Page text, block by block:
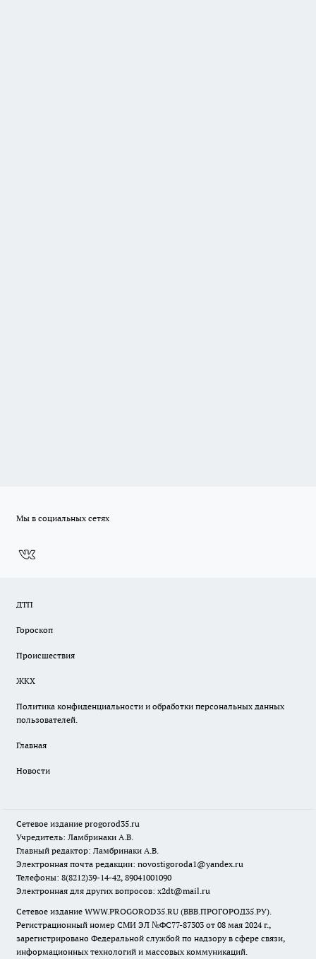
Мы в социальных сетях
ДТП
Гороскоп
Происшествия
ЖКХ
Политика конфиденциальности и обработки персональных данных
пользователей.
Главная
Новости
Сетевое издание progorod35.ru
Учредитель: Ламбринаки А.В.
Главный редактор: Ламбринаки А.В.
Электронная почта редакции: novostigoroda1@yandex.ru
Телефоны: 8(8212)39-14-42, 89041001090
Электронная для других вопросов: x2dt@mail.ru
Сетевое издание WWW.PROGOROD35.RU (ВВВ.ПРОГОРОД35.РУ).
Регистрационный номер СМИ ЭЛ №ФС77-87303 от 08 мая 2024 г.,
зарегистрировано Федеральной службой по надзору в сфере связи,
информационных технологий и массовых коммуникаций.